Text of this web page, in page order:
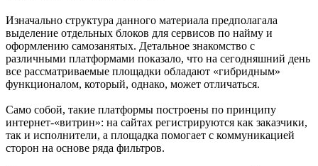
Изначально структура данного материала предполагала
выделение отдельных блоков для сервисов по найму и
оформлению самозанятых. Детальное знакомство с
различными платформами показало, что на сегодняшний день
все рассматриваемые площадки обладают «гибридным»
функционалом, который, однако, может отличаться.
Само собой, такие платформы построены по принципу
интернет-«витрин»: на сайтах регистрируются как заказчики,
так и исполнители, а площадка помогает с коммуникацией
сторон на основе ряда фильтров.